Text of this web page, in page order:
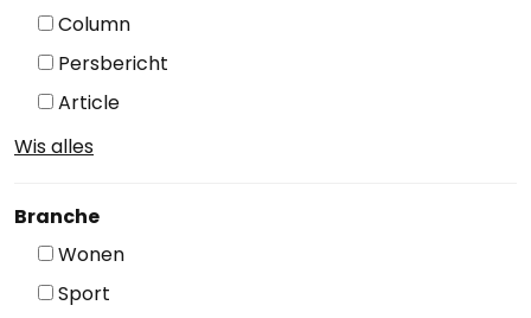
Column
Persbericht
Article
Wis alles
Branche
Wonen
Sport